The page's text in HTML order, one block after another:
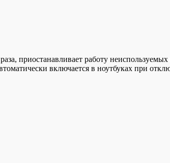
приостанавливает работу
включается в ноутбуках при